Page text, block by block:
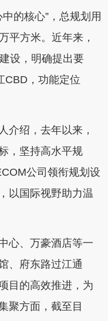
的核心”，总规划用
平方米。近年来，
设，明确提出要
CBD，功能定位
绍，去年以来，
，坚持高水平规
公司领衔规划设
以国际视野助力温
、万豪酒店等一
、府东路过江通
目的高效推进，为
聚方面，截至目